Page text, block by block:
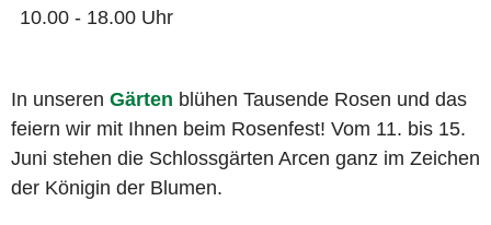
10.00 - 18.00 Uhr
In unseren Gärten blühen Tausende Rosen und das
feiern wir mit Ihnen beim Rosenfest! Vom 11. bis 15.
Juni stehen die Schlossgärten Arcen ganz im Zeichen
der Königin der Blumen.